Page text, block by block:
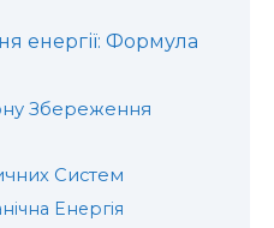
енергії: Формула
Збереження
Систем
Енергія